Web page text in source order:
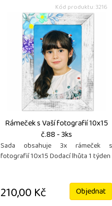
Kód produktu: 3216
Rámeček s Vaší fotografií 10x15
č.88 - 3ks
Sada obsahuje 3x rámeček s
fotografií 10x15 Dodací lhůta 1 týden
210,00 Kč Objednat